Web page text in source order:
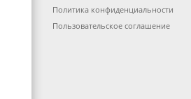
Гель лак для ногтей 10 мл.
Elpaza Classic 079
Политика конфиденциальности
Пользовательское соглашение